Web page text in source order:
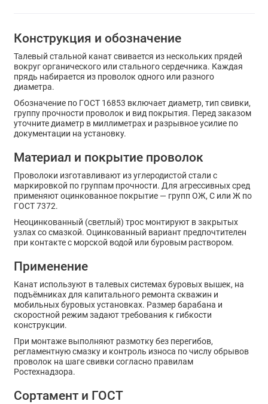
Конструкция и обозначение
Талевый стальной канат свивается из нескольких прядей
вокруг органического или стального сердечника. Каждая
прядь набирается из проволок одного или разного
диаметра.
Обозначение по ГОСТ 16853 включает диаметр, тип свивки,
группу прочности проволок и вид покрытия. Перед заказом
уточните диаметр в миллиметрах и разрывное усилие по
документации на установку.
Материал и покрытие проволок
Проволоки изготавливают из углеродистой стали с
маркировкой по группам прочности. Для агрессивных сред
применяют оцинкованное покрытие — групп ОЖ, С или Ж по
ГОСТ 7372.
Неоцинкованный (светлый) трос монтируют в закрытых
узлах со смазкой. Оцинкованный вариант предпочтителен
при контакте с морской водой или буровым раствором.
Применение
Канат используют в талевых системах буровых вышек, на
подъёмниках для капитального ремонта скважин и
мобильных буровых установках. Размер барабана и
скоростной режим задают требования к гибкости
конструкции.
При монтаже выполняют размотку без перегибов,
регламентную смазку и контроль износа по числу обрывов
проволок на шаге свивки согласно правилам
Ростехнадзора.
Сортамент и ГОСТ